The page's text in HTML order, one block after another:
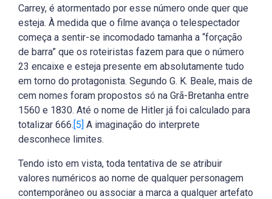
Carrey, é atormentado por esse número onde quer que
esteja. À medida que o filme avança o telespectador
começa a sentir-se incomodado tamanha a “forçação
de barra” que os roteiristas fazem para que o número
23 encaixe e esteja presente em absolutamente tudo
em torno do protagonista. Segundo G. K. Beale, mais de
cem nomes foram propostos só na Grã-Bretanha entre
1560 e 1830. Até o nome de Hitler já foi calculado para
totalizar 666.[5] A imaginação do interprete
desconhece limites.
Tendo isto em vista, toda tentativa de se atribuir
valores numéricos ao nome de qualquer personagem
contemporâneo ou associar a marca a qualquer artefato